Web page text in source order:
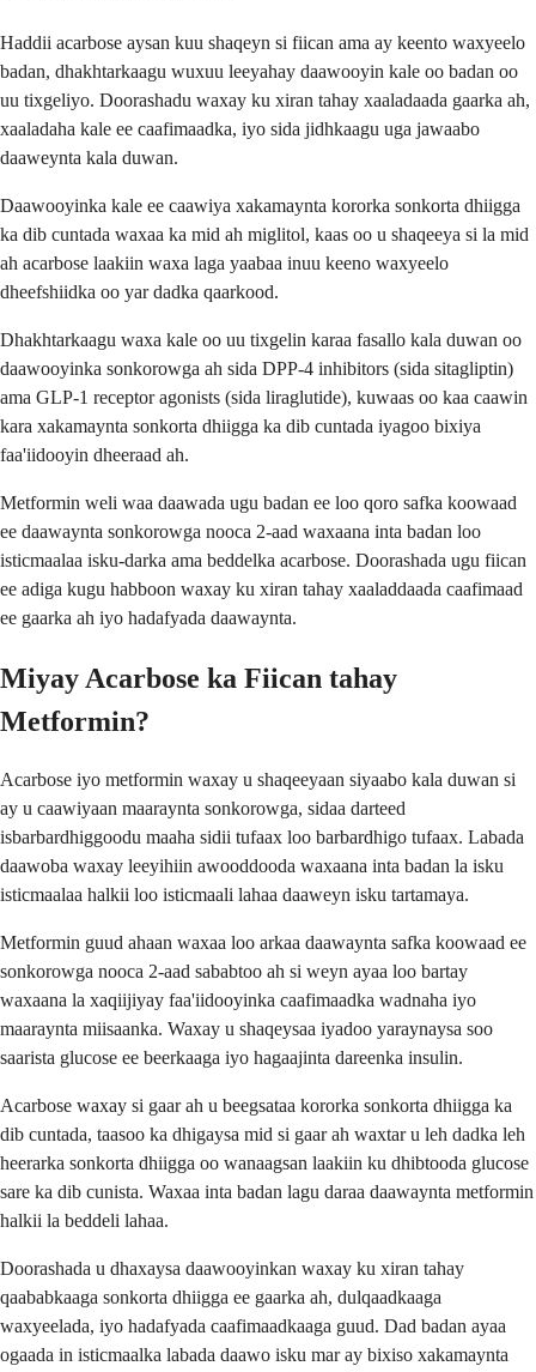
Haddii acarbose aysan kuu shaqeyn si fiican ama ay keento waxyeelo
badan, dhakhtarkaagu wuxuu leeyahay daawooyin kale oo badan oo
uu tixgeliyo. Doorashadu waxay ku xiran tahay xaaladaada gaarka ah,
xaaladaha kale ee caafimaadka, iyo sida jidhkaagu uga jawaabo
daaweynta kala duwan.
Daawooyinka kale ee caawiya xakamaynta kororka sonkorta dhiigga
ka dib cuntada waxaa ka mid ah miglitol, kaas oo u shaqeeya si la mid
ah acarbose laakiin waxa laga yaabaa inuu keeno waxyeelo
dheefshiidka oo yar dadka qaarkood.
Dhakhtarkaagu waxa kale oo uu tixgelin karaa fasallo kala duwan oo
daawooyinka sonkorowga ah sida DPP-4 inhibitors (sida sitagliptin)
ama GLP-1 receptor agonists (sida liraglutide), kuwaas oo kaa caawin
kara xakamaynta sonkorta dhiigga ka dib cuntada iyagoo bixiya
faa'iidooyin dheeraad ah.
Metformin weli waa daawada ugu badan ee loo qoro safka koowaad
ee daawaynta sonkorowga nooca 2-aad waxaana inta badan loo
isticmaalaa isku-darka ama beddelka acarbose. Doorashada ugu fiican
ee adiga kugu habboon waxay ku xiran tahay xaaladdaada caafimaad
ee gaarka ah iyo hadafyada daawaynta.
Miyay Acarbose ka Fiican tahay
Metformin?
Acarbose iyo metformin waxay u shaqeeyaan siyaabo kala duwan si
ay u caawiyaan maaraynta sonkorowga, sidaa darteed
isbarbardhiggoodu maaha sidii tufaax loo barbardhigo tufaax. Labada
daawoba waxay leeyihiin awooddooda waxaana inta badan la isku
isticmaalaa halkii loo isticmaali lahaa daaweyn isku tartamaya.
Metformin guud ahaan waxaa loo arkaa daawaynta safka koowaad ee
sonkorowga nooca 2-aad sababtoo ah si weyn ayaa loo bartay
waxaana la xaqiijiyay faa'iidooyinka caafimaadka wadnaha iyo
maaraynta miisaanka. Waxay u shaqeysaa iyadoo yaraynaysa soo
saarista glucose ee beerkaaga iyo hagaajinta dareenka insulin.
Acarbose waxay si gaar ah u beegsataa kororka sonkorta dhiigga ka
dib cuntada, taasoo ka dhigaysa mid si gaar ah waxtar u leh dadka leh
heerarka sonkorta dhiigga oo wanaagsan laakiin ku dhibtooda glucose
sare ka dib cunista. Waxaa inta badan lagu daraa daawaynta metformin
halkii la beddeli lahaa.
Doorashada u dhaxaysa daawooyinkan waxay ku xiran tahay
qaababkaaga sonkorta dhiigga ee gaarka ah, dulqaadkaaga
waxyeelada, iyo hadafyada caafimaadkaaga guud. Dad badan ayaa
ogaada in isticmaalka labada daawo isku mar ay bixiso xakamaynta